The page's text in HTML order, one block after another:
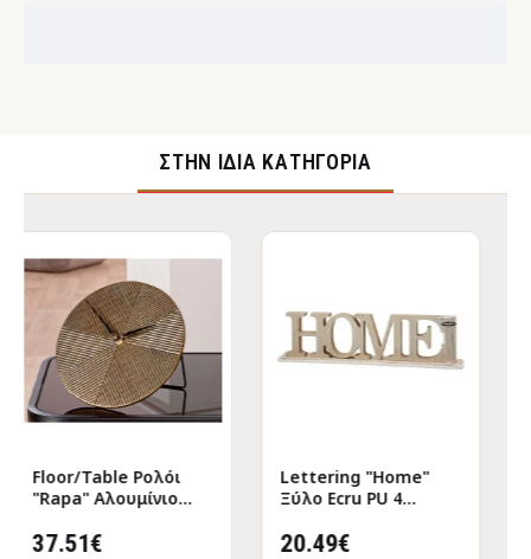
ΣΤΉΝ ΊΔΙΑ ΚΑΤΗΓΟΡΊΑ
Lettering "Home"
Ξύλο Ecru PU 4
20.49€
Sculpture Elephant
Ceramic Black 2
9X6X17Cm
13.70€